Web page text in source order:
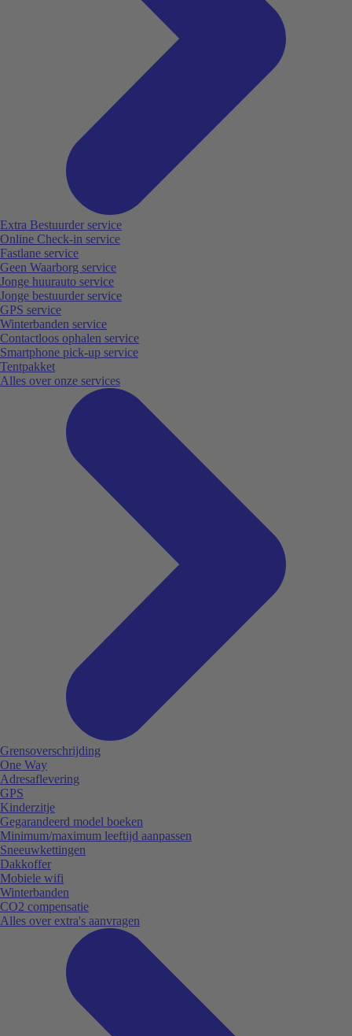
Extra Bestuurder service
Online Check-in service
Fastlane service
Geen Waarborg service
Jonge huurauto service
Jonge bestuurder service
GPS service
Winterbanden service
Contactloos ophalen service
Smartphone pick-up service
Tentpakket
Alles over onze services
Grensoverschrijding
One Way
Adresaflevering
GPS
Kinderzitje
Gegarandeerd model boeken
Minimum/maximum leeftijd aanpassen
Sneeuwkettingen
Dakkoffer
Mobiele wifi
Winterbanden
CO2 compensatie
Alles over extra's aanvragen